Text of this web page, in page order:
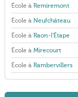
École à Remiremont
École à Neufchâteau
École à Raon-l'Étape
École à Mirecourt
École à Rambervillers